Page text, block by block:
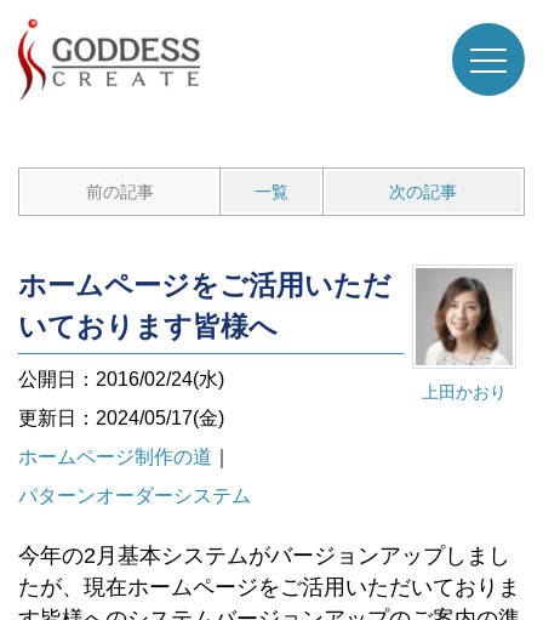
前の記事 一覧 次の記事
上田かおり
ホームページをご活用いただ
いております皆様へ
公開日：2016/02/24(水)
更新日：2024/05/17(金)
ホームページ制作の道
パターンオーダーシステム
今年の2月基本システムがバージョンアップしまし
たが、現在ホームページをご活用いただいておりま